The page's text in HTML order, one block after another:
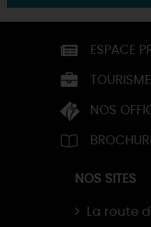
ESPACE
NOS
NOS SITES
La route